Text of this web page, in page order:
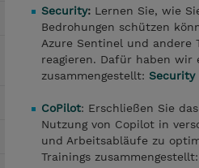
Security: Lernen Sie, wie
Bedrohungen schützen
Azure Sentinel und andere
reagieren. Dafür haben
zusammengestellt: Security
CoPilot: Erschließen Sie
Nutzung von Copilot in
und Arbeitsabläufe zu
Trainings zusammengestellt: